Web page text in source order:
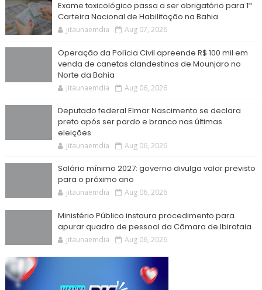
Exame toxicológico passa a ser obrigatório para 1ª
Carteira Nacional de Habilitação na Bahia
jitaunaemdia Aug 07, 2026
Operação da Polícia Civil apreende R$ 100 mil em
venda de canetas clandestinas de Mounjaro no
Norte da Bahia
jitaunaemdia Aug 06, 2026
Deputado federal Elmar Nascimento se declara
preto após ser pardo e branco nas últimas
eleições
jitaunaemdia Aug 06, 2026
Salário mínimo 2027: governo divulga valor previsto
para o próximo ano
jitaunaemdia Aug 06, 2026
Ministério Público instaura procedimento para
apurar quadro de pessoal da Câmara de Ibirataia
jitaunaemdia Aug 06, 2026